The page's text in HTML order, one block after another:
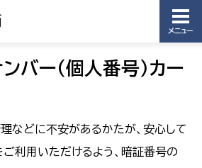
メニュー
バー（個人番号）カー
などに不安があるかたが、安心して
ご利用いただけるよう、暗証番号の